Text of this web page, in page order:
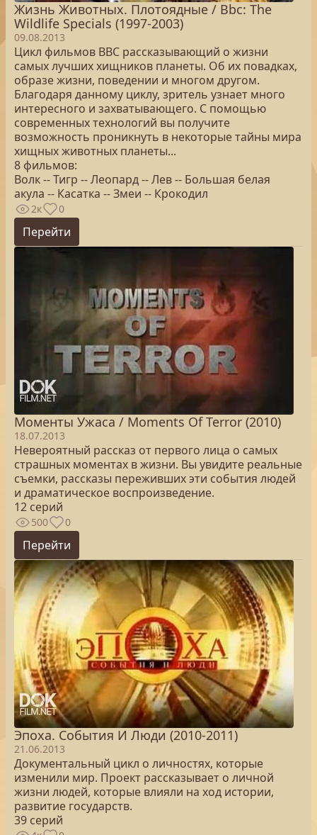
Жизнь Животных. Плотоядные / Bbc: The
Wildlife Specials (1997-2003)
09.08.2013
Цикл фильмов BBC рассказывающий о жизни
самых лучших хищников планеты. Об их повадках,
образе жизни, поведении и многом другом.
Благодаря данному циклу, зритель узнает много
интересного и захватывающего. С помощью
современных технологий вы получите
возможность проникнуть в некоторые тайны мира
хищных животных планеты...
8 фильмов:
Волк -- Тигр -- Леопард -- Лев -- Большая белая
акула -- Касатка -- Змеи -- Крокодил
2к 0
Перейти
Моменты Ужаса / Moments Of Terror (2010)
18.07.2013
Невероятный рассказ от первого лица о самых
страшных моментах в жизни. Вы увидите реальные
съемки, рассказы переживших эти события людей
и драматическое воспроизведение.
12 серий
500 0
Перейти
Эпоха. Cобытия И Люди (2010-2011)
21.06.2013
Документальный цикл о личностях, которые
изменили мир. Проект рассказывает о личной
жизни людей, которые влияли на ход истории,
развитие государств.
39 серий